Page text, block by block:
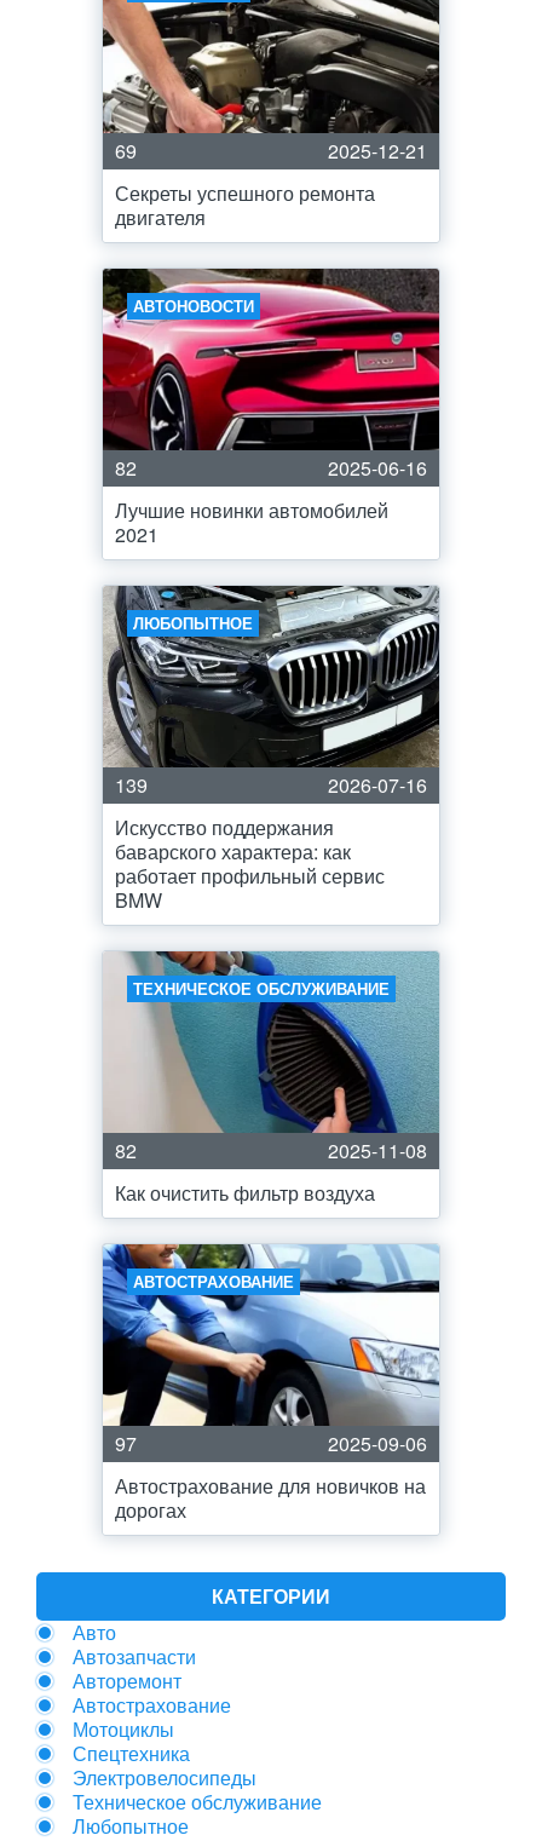
69
2025-12-21
Секреты успешного ремонта
двигателя
АВТОНОВОСТИ
82
2025-06-16
Лучшие новинки автомобилей
2021
ЛЮБОПЫТНОЕ
139
2026-07-16
Искусство поддержания
баварского характера: как
работает профильный сервис
BMW
ТЕХНИЧЕСКОЕ ОБСЛУЖИВАНИЕ
82
2025-11-08
Как очистить фильтр воздуха
АВТОСТРАХОВАНИЕ
97
2025-09-06
Автострахование для новичков на
дорогах
КАТЕГОРИИ
Авто
Автозапчасти
Авторемонт
Автострахование
Мотоциклы
Спецтехника
Электровелосипеды
Техническое обслуживание
Любопытное